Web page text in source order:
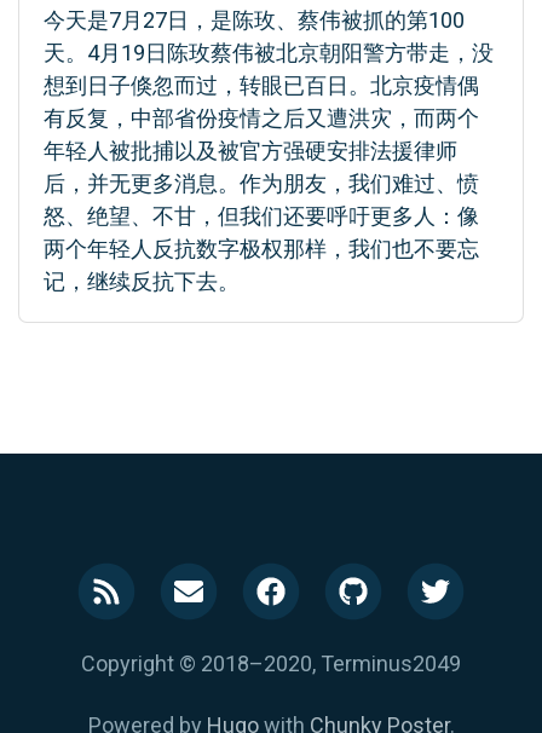
今天是7月27日，是陈玫、蔡伟被抓的第100
天。4月19日陈玫蔡伟被北京朝阳警方带走，没
想到日子倏忽而过，转眼已百日。北京疫情偶
有反复，中部省份疫情之后又遭洪灾，而两个
年轻人被批捕以及被官方强硬安排法援律师
后，并无更多消息。作为朋友，我们难过、愤
怒、绝望、不甘，但我们还要呼吁更多人：像
两个年轻人反抗数字极权那样，我们也不要忘
记，继续反抗下去。
Copyright © 2018–2020, Terminus2049
Powered by Hugowith Chunky Poster.